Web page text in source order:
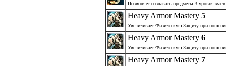
Позволяет создавать предметы 3 уровня
Heavy Armor Mastery 5
Увеличивает Физическую Защиту при
Heavy Armor Mastery 6
Увеличивает Физическую Защиту при
Heavy Armor Mastery 7